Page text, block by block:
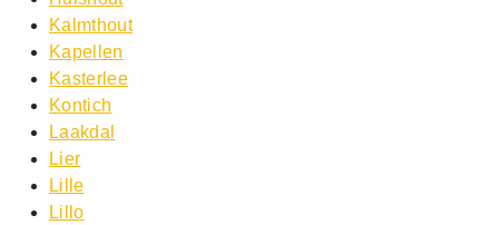
Kalmthout
Kapellen
Kasterlee
Kontich
Laakdal
Lier
Lille
Lillo